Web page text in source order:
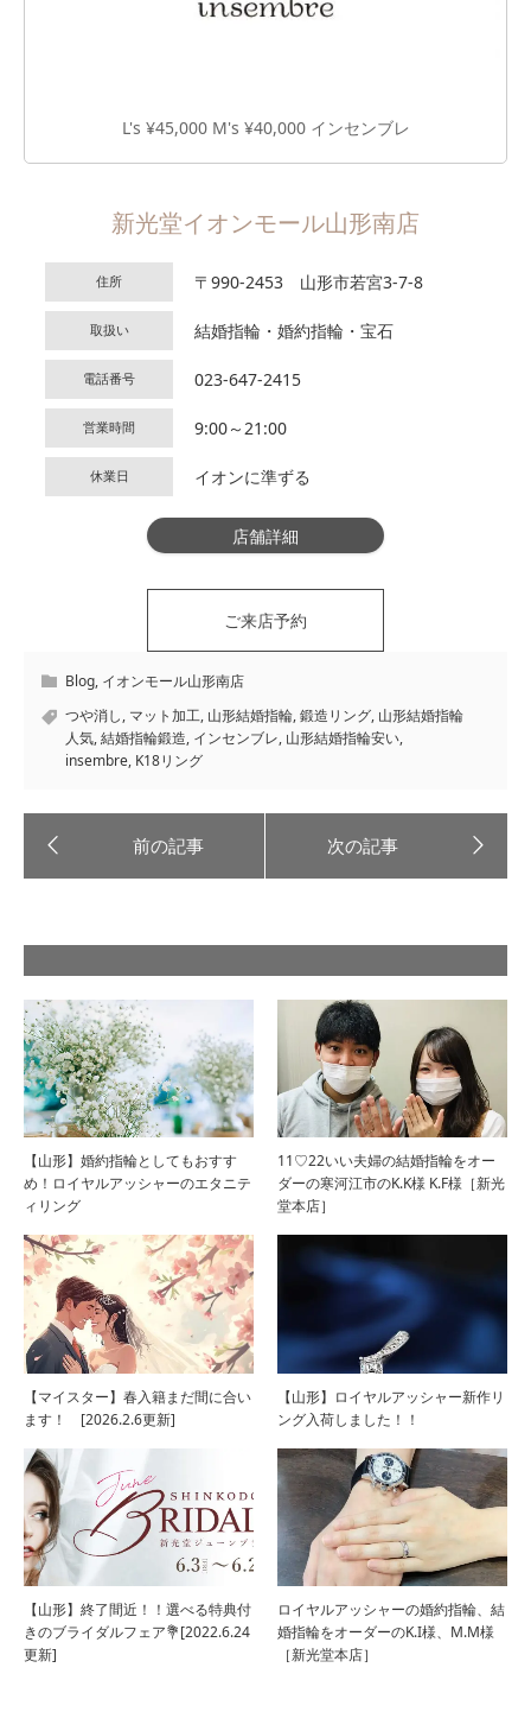
L's ¥45,000 M's ¥40,000 インセンブレ
新光堂イオンモール山形南店
住所 〒990-2453 山形市若宮3-7-8
取扱い 結婚指輪・婚約指輪・宝石
電話番号 023-647-2415
営業時間 9:00～21:00
休業日 イオンに準ずる
店舗詳細
ご来店予約
Blog, イオンモール山形南店
つや消し, マット加工, 山形結婚指輪,鍛造リング, 山形結婚指輪
人気,結婚指輪鍛造, インセンブレ, 山形結婚指輪安い,
insembre, K18リング
【山形】婚約指輪としてもおすす
め！ロイヤルアッシャーのエタニテ
ィリング
11♡22いい夫婦の結婚指輪をオー
ダーの寒河江市のK.K様 K.F様［新光
堂本店］
【マイスター】春入籍まだ間に合い
ます！ [2026.2.6更新]
【山形】ロイヤルアッシャー新作リ
ング入荷しました！！
【山形】終了間近！！選べる特典付
きのブライダルフェア💐[2022.6.24
更新]
ロイヤルアッシャーの婚約指輪、結
婚指輪をオーダーのK.I様、M.M様
［新光堂本店］